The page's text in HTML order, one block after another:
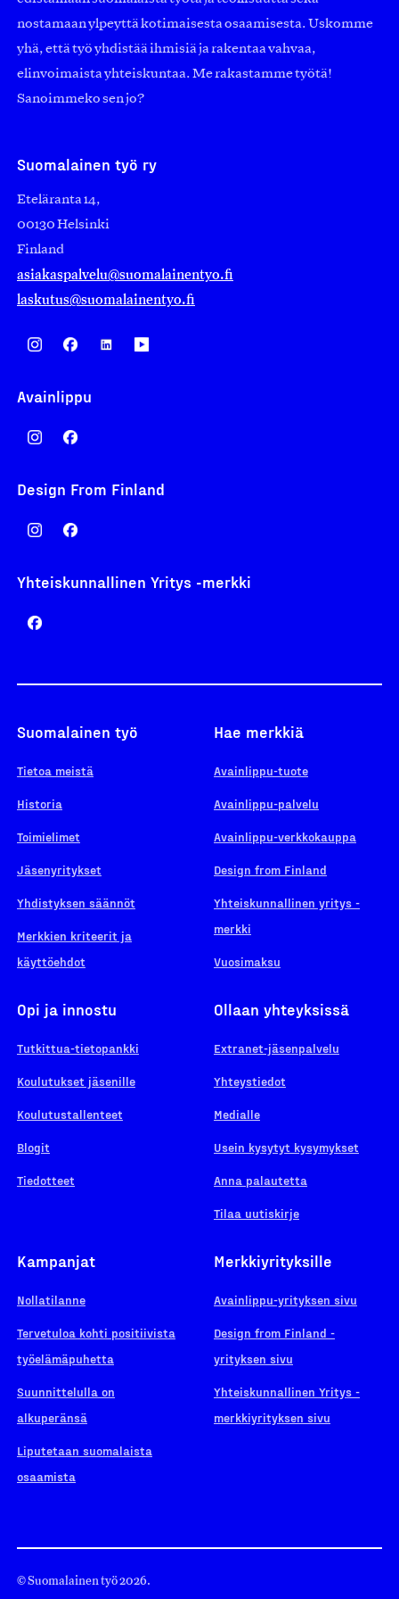
nostamaan ylpeyttä kotimaisesta osaamisesta. Uskomme
yhä, että työ yhdistää ihmisiä ja rakentaa vahvaa,
elinvoimaista yhteiskuntaa. Me rakastamme työtä!
Sanoimmeko sen jo?
Suomalainen työ ry
Eteläranta 14,
00130 Helsinki
Finland
asiakaspalvelu@suomalainentyo.fi
laskutus@suomalainentyo.fi
Avainlippu
Design From Finland
Yhteiskunnallinen Yritys -merkki
Suomalainen työ
Tietoa meistä
Historia
Toimielimet
Jäsenyritykset
Yhdistyksen säännöt
Merkkien kriteerit ja
käyttöehdot
Hae merkkiä
Avainlippu-tuote
Avainlippu-palvelu
Avainlippu-verkkokauppa
Design from Finland
Yhteiskunnallinen yritys -
merkki
Vuosimaksu
Opi ja innostu
Tutkittua-tietopankki
Koulutukset jäsenille
Koulutustallenteet
Blogit
Tiedotteet
Ollaan yhteyksissä
Extranet-jäsenpalvelu
Yhteystiedot
Medialle
Usein kysytyt kysymykset
Anna palautetta
Tilaa uutiskirje
Kampanjat
Nollatilanne
Tervetuloa kohti positiivista
työelämäpuhetta
Suunnittelulla on
alkuperänsä
Liputetaan suomalaista
osaamista
Merkkiyrityksille
Avainlippu-yrityksen sivu
Design from Finland -
yrityksen sivu
Yhteiskunnallinen Yritys -
merkkiyrityksen sivu
© Suomalainen työ 2026.